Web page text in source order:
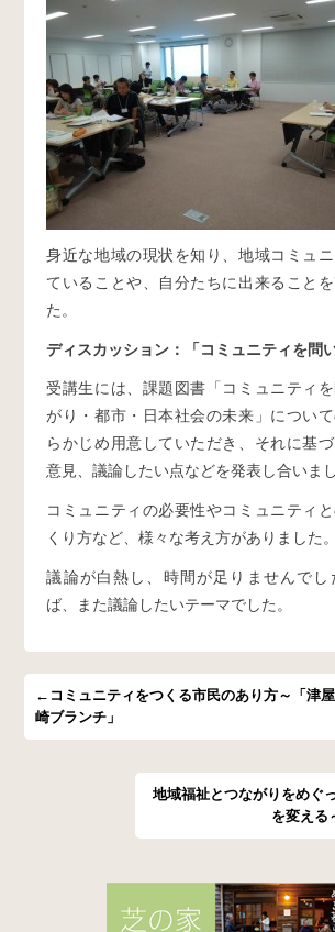
身近な地域の現状を知り、地域コミュ
ていることや、自分たちに出来ること
た。
ディスカッション：「コミュニティを問
受講生には、課題図書「コミュニティ
がり・都市・日本社会の未来」につい
らかじめ用意していただき、それに基
意見、議論したい点などを発表し合いまし
コミュニティの必要性やコミュニティ
くり方など、様々な考え方がありました。
議論が白熱し、時間が足りませんでし
ば、また議論したいテーマでした。
←コミュニティをつくる市民のあり方～「津屋
崎ブランチ」
地域福祉とつながりをめぐ
を変える